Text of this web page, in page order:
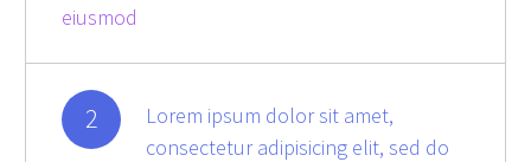
eiusmod
2
Lorem ipsum dolor sit amet,
consectetur adipisicing elit, sed do